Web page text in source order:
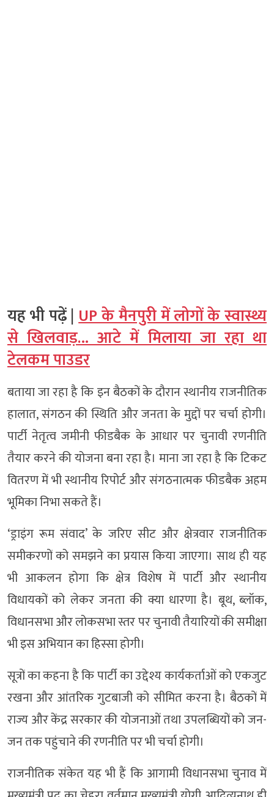
यह भी पढ़ें |UP के मैनपुरी में लोगों के स्वास्थ्य
से खिलवाड़… आटे में मिलाया जा रहा था
टेलकम पाउडर
बताया जा रहा है कि इन बैठकों के दौरान स्थानीय राजनीतिक
हालात, संगठन की स्थिति और जनता के मुद्दों पर चर्चा होगी।
पार्टी नेतृत्व जमीनी फीडबैक के आधार पर चुनावी रणनीति
तैयार करने की योजना बना रहा है। माना जा रहा है कि टिकट
वितरण में भी स्थानीय रिपोर्ट और संगठनात्मक फीडबैक अहम
भूमिका निभा सकते हैं।
‘ड्राइंग रूम संवाद’ के जरिए सीट और क्षेत्रवार राजनीतिक
समीकरणों को समझने का प्रयास किया जाएगा। साथ ही यह
भी आकलन होगा कि क्षेत्र विशेष में पार्टी और स्थानीय
विधायकों को लेकर जनता की क्या धारणा है। बूथ, ब्लॉक,
विधानसभा और लोकसभा स्तर पर चुनावी तैयारियों की समीक्षा
भी इस अभियान का हिस्सा होगी।
सूत्रों का कहना है कि पार्टी का उद्देश्य कार्यकर्ताओं को एकजुट
रखना और आंतरिक गुटबाजी को सीमित करना है। बैठकों में
राज्य और केंद्र सरकार की योजनाओं तथा उपलब्धियों को जन-
जन तक पहुंचाने की रणनीति पर भी चर्चा होगी।
राजनीतिक संकेत यह भी हैं कि आगामी विधानसभा चुनाव में